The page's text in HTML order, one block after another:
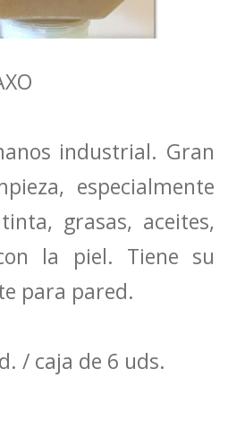
industrial. Gran
especialmente
grasas, aceites,
la piel. Tiene su
para pared.
/ caja de 6 uds.